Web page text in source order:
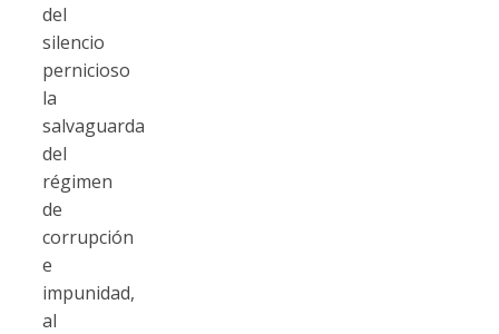
del
silencio
pernicioso
la
salvaguarda
del
régimen
de
corrupción
e
impunidad,
al